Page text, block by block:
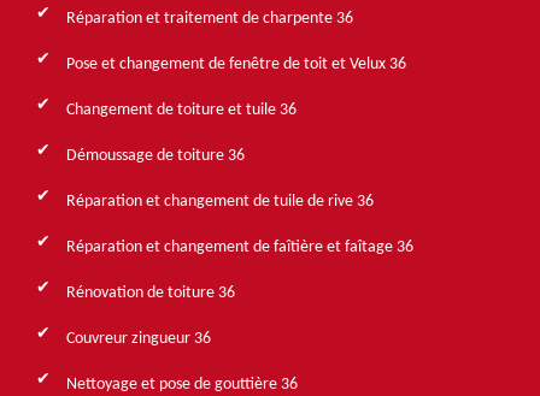
Réparation et traitement de charpente 36
Pose et changement de fenêtre de toit et Velux 36
Changement de toiture et tuile 36
Démoussage de toiture 36
Réparation et changement de tuile de rive 36
Réparation et changement de faîtière et faîtage 36
Rénovation de toiture 36
Couvreur zingueur 36
Nettoyage et pose de gouttière 36